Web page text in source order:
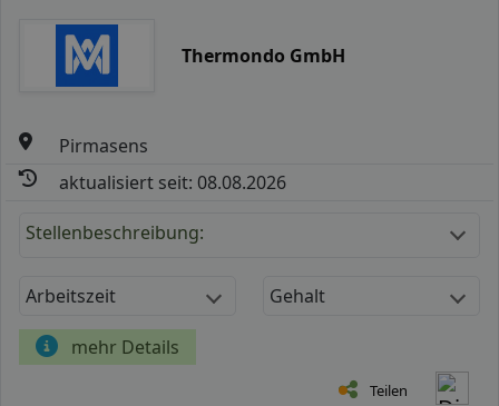
Thermondo GmbH
Pirmasens
aktualisiert seit: 08.08.2026
Stellenbeschreibung:
Arbeitszeit Gehalt
mehr Details
Teilen